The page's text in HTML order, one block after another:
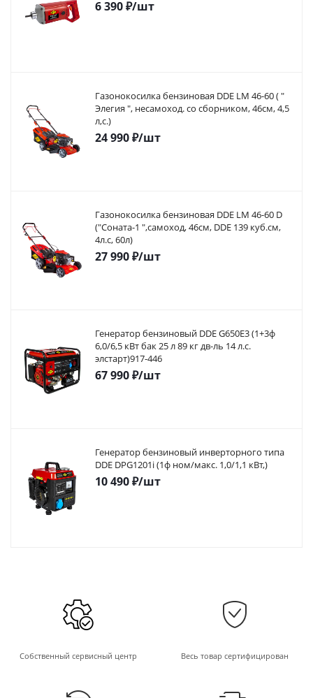
6 390₽/шт
Газонокосилка бензиновая DDE LM 46-60 ( "
Элегия ", несамоход. со сборником, 46см, 4,5
л,с.)
24 990₽/шт
Газонокосилка бензиновая DDE LM 46-60 D
("Соната-1 ",самоход, 46cм, DDE 139 куб.см,
4л.с, 60л)
27 990₽/шт
Генератор бензиновый DDE G650E3 (1+3ф
6,0/6,5 кВт бак 25 л 89 кг дв-ль 14 л.с.
элстарт)917-446
67 990₽/шт
Генератор бензиновый инверторного типа
DDE DPG1201i (1ф ном/макс. 1,0/1,1 кВт,)
10 490₽/шт
Собственный сервисный центр Весь товар сертифицирован